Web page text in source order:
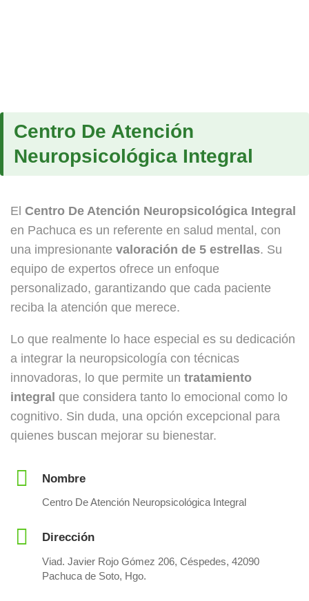
Centro De Atención
Neuropsicológica Integral
El Centro De Atención Neuropsicológica Integral
en Pachuca es un referente en salud mental, con
una impresionante valoración de 5 estrellas. Su
equipo de expertos ofrece un enfoque
personalizado, garantizando que cada paciente
reciba la atención que merece.
Lo que realmente lo hace especial es su dedicación
a integrar la neuropsicología con técnicas
innovadoras, lo que permite un tratamiento
integral que considera tanto lo emocional como lo
cognitivo. Sin duda, una opción excepcional para
quienes buscan mejorar su bienestar.
Nombre
Centro De Atención Neuropsicológica Integral
Dirección
Viad. Javier Rojo Gómez 206, Céspedes, 42090
Pachuca de Soto, Hgo.